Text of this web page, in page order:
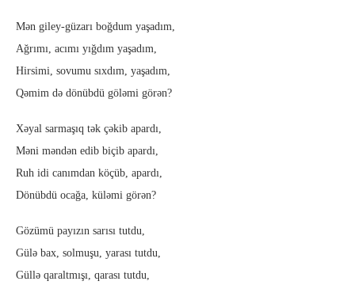
Mən giley-güzarı boğdum yaşadım,
Ağrımı, acımı yığdım yaşadım,
Hirsimi, sovumu sıxdım, yaşadım,
Qəmim də dönübdü göləmi görən?
Xəyal sarmaşıq tək çəkib apardı,
Məni məndən edib biçib apardı,
Ruh idi canımdan köçüb, apardı,
Dönübdü ocağa, küləmi görən?
Gözümü payızın sarısı tutdu,
Gülə bax, solmuşu, yarası tutdu,
Güllə qaraltmışı, qarası tutdu,